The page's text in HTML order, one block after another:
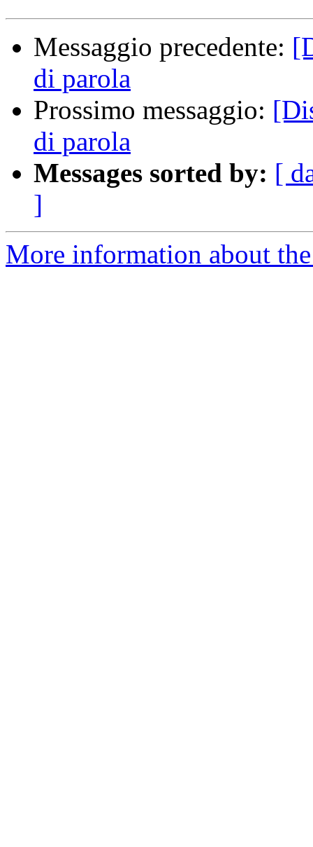
Messaggio precedente:
di parola
Prossimo messaggio:
di parola
Messages sorted by: [
]
More information about